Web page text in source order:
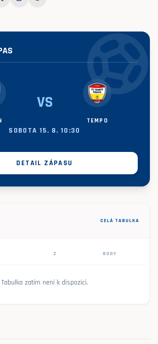
VS
TEMPO
SOBOTA 15. 8. 10:30
DETAIL ZÁPASU
CELÁ TABULKA
Z BODY
Tabulka zatím není k dispozici.